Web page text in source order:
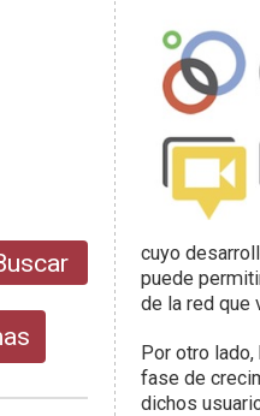
cuyo
puede
de la red que
Por otro
fase de
dichos